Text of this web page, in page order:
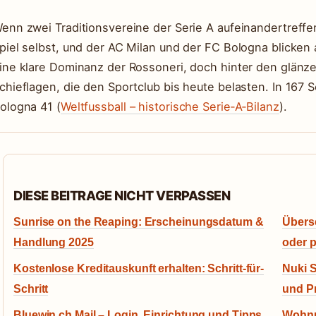
zwei Traditionsvereine der Serie A
selbst, und der AC Milan und der FC Bologna
klare Dominanz der Rossoneri, doch hinter den
die den Sportclub bis heute belasten. In 167
41 (Weltfussball – historische Serie‑A‑Bilanz).
DIESE BEITRAGE NICHT VERPASSEN
Sunrise on the Reaping: Erscheinungsdatum &
Handlung 2025
oder
Kostenlose Kreditauskunft erhalten: Schritt-für-
Schritt
Nuki
und